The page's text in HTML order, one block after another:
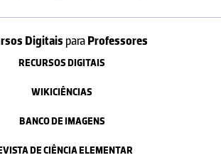
Digitais paraProfessores
RECURSOS DIGITAIS
WIKICIÊNCIAS
BANCO DE IMAGENS
DE CIÊNCIA ELEMENTAR